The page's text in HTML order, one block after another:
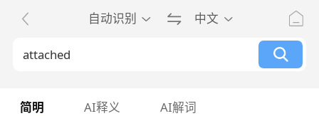
自动识别 中文
简明 AI释义 AI解词